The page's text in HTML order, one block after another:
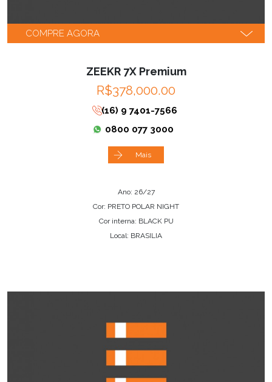
COMPRE AGORA
ZEEKR 7X Premium
R$378,000.00
(16) 9 7401-7566
0800 077 3000
Mais
Ano: 26/27
Cor: PRETO POLAR NIGHT
Cor interna: BLACK PU
Local: BRASILIA